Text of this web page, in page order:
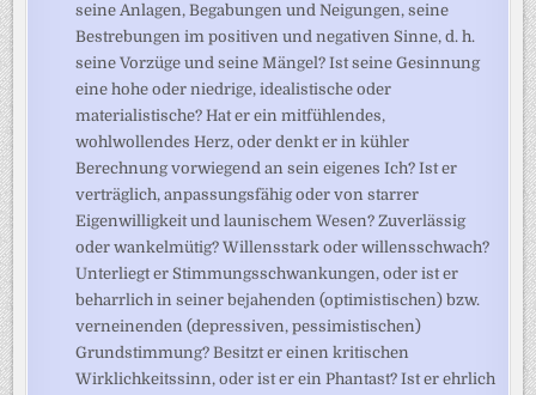
seine Anlagen, Begabungen und Neigungen, seine
Bestrebungen im positiven und negativen Sinne, d. h.
seine Vorzüge und seine Mängel? Ist seine Gesinnung
eine hohe oder niedrige, idealistische oder
materialistische? Hat er ein mitfühlendes,
wohlwollendes Herz, oder denkt er in kühler
Berechnung vorwiegend an sein eigenes Ich? Ist er
verträglich, anpassungsfähig oder von starrer
Eigenwilligkeit und launischem Wesen? Zuverlässig
oder wankelmütig? Willensstark oder willensschwach?
Unterliegt er Stimmungsschwankungen, oder ist er
beharrlich in seiner bejahenden (optimistischen) bzw.
verneinenden (depressiven, pessimistischen)
Grundstimmung? Besitzt er einen kritischen
Wirklichkeitssinn, oder ist er ein Phantast? Ist er ehrlich